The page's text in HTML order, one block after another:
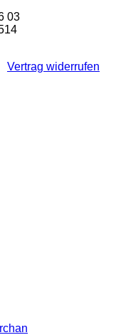
03
Vertrag widerrufen